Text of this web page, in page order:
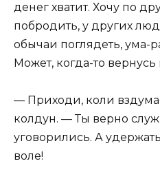
денег хватит. Хочу по
побродить, у других
обычаи поглядеть, ума-
Может, когда-то вернусь
— Приходи, коли
колдун. — Ты верно
уговорились. А
воле!